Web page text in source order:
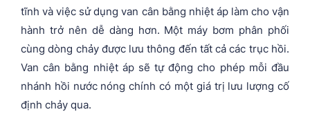
tĩnh và việc sử dụng van cân bằng nhiệt áp làm cho vận
hành trở nên dễ dàng hơn. Một máy bơm phân phối
cùng dòng chảy được lưu thông đến tất cả các trục hồi.
Van cân bằng nhiệt áp sẽ tự động cho phép mỗi đầu
nhánh hồi nước nóng chính có một giá trị lưu lượng cố
định chảy qua.